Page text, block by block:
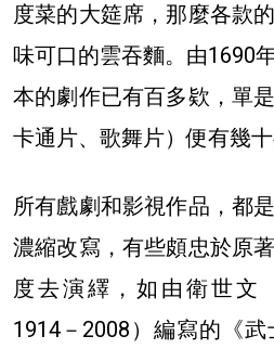
度菜的大筵席，那麼各款
味可口的雲吞麵。由1690
本的劇作已有百多欵，單
卡通片、歌舞片）便有幾十
所有戲劇和影視作品，都
濃縮改寫，有些頗忠於原
度去演繹，如由衛世文
1914－2008）編寫的《